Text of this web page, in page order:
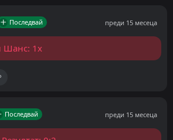
Последвай преди 15 месеца
Шанс: 1x
Последвай преди 15 месеца